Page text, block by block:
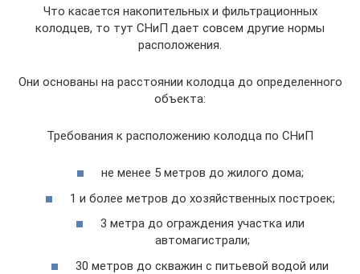
Что касается накопительных и фильтрационных
колодцев, то тут СНиП дает совсем другие нормы
расположения.
Они основаны на расстоянии колодца до определенного
объекта:
Требования к расположению колодца по СНиП
не менее 5 метров до жилого дома;
1 и более метров до хозяйственных построек;
3 метра до ограждения участка или
автомагистрали;
30 метров до скважин с питьевой водой или